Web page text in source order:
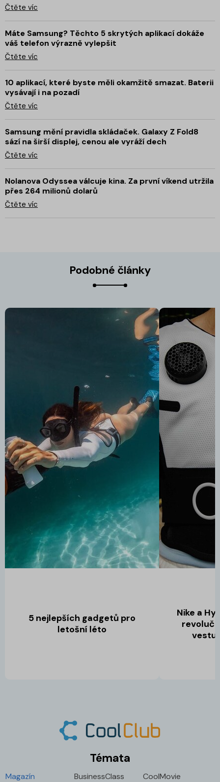
Čtěte víc
Máte Samsung? Těchto 5 skrytých aplikací dokáže
váš telefon výrazně vylepšit
Čtěte víc
10 aplikací, které byste měli okamžitě smazat. Baterii
vysávají i na pozadí
Čtěte víc
Samsung mění pravidla skládaček. Galaxy Z Fold8
sází na širší displej, cenou ale vyráží dech
Čtěte víc
Nolanova Odyssea válcuje kina. Za první víkend utržila
přes 264 milionů dolarů
Čtěte víc
Podobné články
5 nejlepších gadgetů pro
letošní léto
Nike a
vestu
Témata
Magazín BusinessClass
CoolMovie